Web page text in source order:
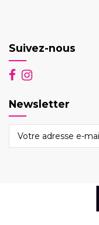
Suivez-nous
Newsletter